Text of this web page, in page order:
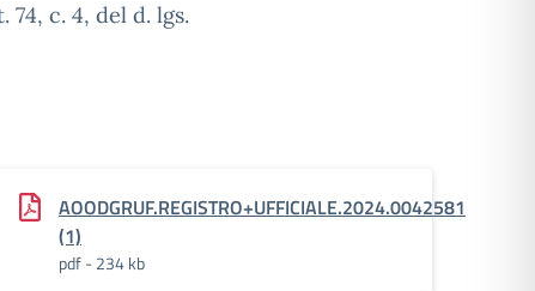
74, c. 4, del d. lgs.
AOODGRUF.REGISTRO+UFFICIALE.2024.0042581
(1)
pdf - 234 kb